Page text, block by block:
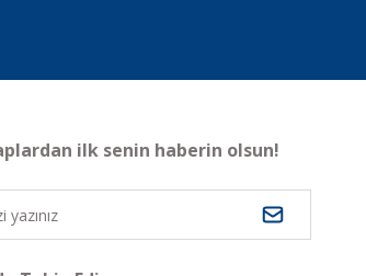
ilk senin haberin olsun!